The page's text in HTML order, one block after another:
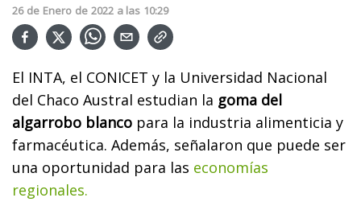
26 de Enero de 2022 a las 10:29
El INTA, el CONICET y la Universidad Nacional
del Chaco Austral estudian la goma del
algarrobo blanco para la industria alimenticia y
farmacéutica. Además, señalaron que puede ser
una oportunidad para las economías
regionales.